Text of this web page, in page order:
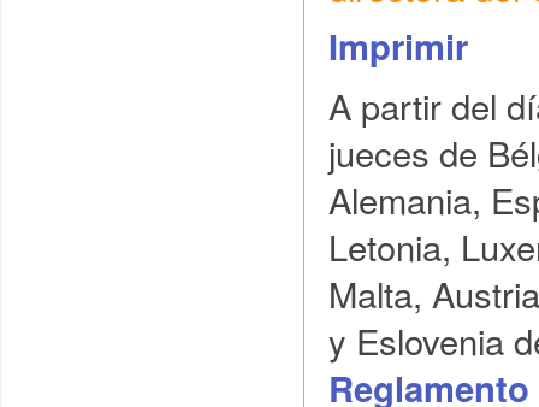
Imprimir
A partir del
jueces de
Alemania,
Letonia,
Malta,
y Eslovenia
Reglamento